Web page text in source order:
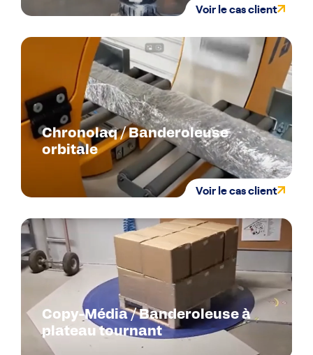
Voir le cas client
Chronolaq / Banderoleuse
orbitale
Voir le cas client
Copy-Média / Banderoleuse à
plateau tournant